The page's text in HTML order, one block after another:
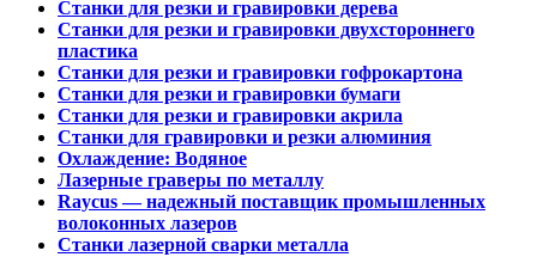
Станки для резки и гравировки дерева
Станки для резки и гравировки двухстороннего
пластика
Станки для резки и гравировки гофрокартона
Станки для резки и гравировки бумаги
Станки для резки и гравировки акрила
Станки для гравировки и резки алюминия
Охлаждение: Водяное
Лазерные граверы по металлу
Raycus — надежный поставщик промышленных
волоконных лазеров
Cтанки лазерной сварки металла